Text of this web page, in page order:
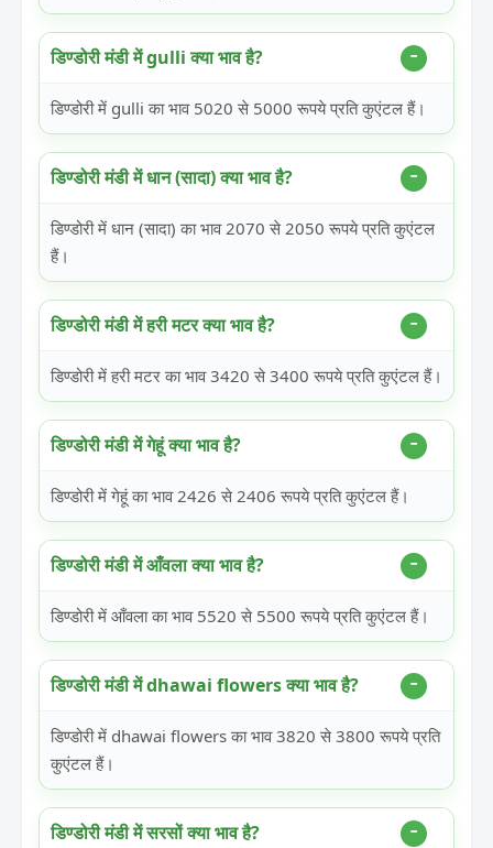
डिण्डोरी मंडी में gulli क्या भाव है?
डिण्डोरी में gulli का भाव 5020 से 5000 रूपये प्रति कुएंटल हैं।
डिण्डोरी मंडी में धान (सादा) क्या भाव है?
डिण्डोरी में धान (सादा) का भाव 2070 से 2050 रूपये प्रति कुएंटल
हैं।
डिण्डोरी मंडी में हरी मटर क्या भाव है?
डिण्डोरी में हरी मटर का भाव 3420 से 3400 रूपये प्रति कुएंटल हैं।
डिण्डोरी मंडी में गेहूं क्या भाव है?
डिण्डोरी में गेहूं का भाव 2426 से 2406 रूपये प्रति कुएंटल हैं।
डिण्डोरी मंडी में आँवला क्या भाव है?
डिण्डोरी में आँवला का भाव 5520 से 5500 रूपये प्रति कुएंटल हैं।
डिण्डोरी मंडी में dhawai flowers क्या भाव है?
डिण्डोरी में dhawai flowers का भाव 3820 से 3800 रूपये प्रति
कुएंटल हैं।
डिण्डोरी मंडी में सरसों क्या भाव है?